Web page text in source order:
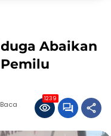
Abaikan
1239